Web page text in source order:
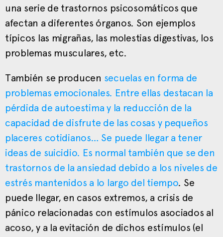
una serie de trastornos psicosomáticos que
afectan a diferentes órganos. Son ejemplos
típicos las migrañas, las molestias digestivas, los
problemas musculares, etc.
También se producen secuelas en forma de
problemas emocionales. Entre ellas destacan la
pérdida de autoestima y la reducción de la
capacidad de disfrute de las cosas y pequeños
placeres cotidianos… Se puede llegar a tener
ideas de suicidio. Es normal también que se den
trastornos de la ansiedad debido a los niveles de
estrés mantenidos a lo largo del tiempo. Se
puede llegar, en casos extremos, a crisis de
pánico relacionadas con estímulos asociados al
acoso, y a la evitación de dichos estímulos (el